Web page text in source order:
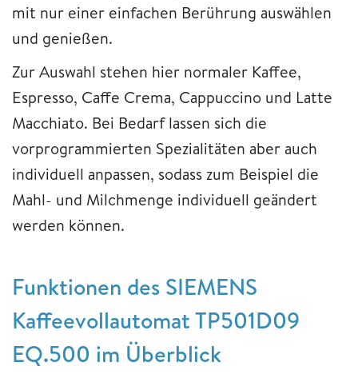
mit nur einer einfachen Berührung auswählen
und genießen.
Zur Auswahl stehen hier normaler Kaffee,
Espresso, Caffe Crema, Cappuccino und Latte
Macchiato. Bei Bedarf lassen sich die
vorprogrammierten Spezialitäten aber auch
individuell anpassen, sodass zum Beispiel die
Mahl- und Milchmenge individuell geändert
werden können.
Funktionen des SIEMENS
Kaffeevollautomat TP501D09
EQ.500 im Überblick